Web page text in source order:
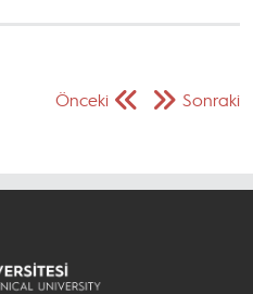
Önceki Sonraki